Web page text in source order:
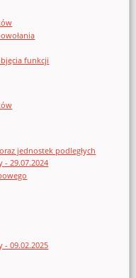
funkcji
jednostek podległych
- 29.07.2024
- 09.02.2025